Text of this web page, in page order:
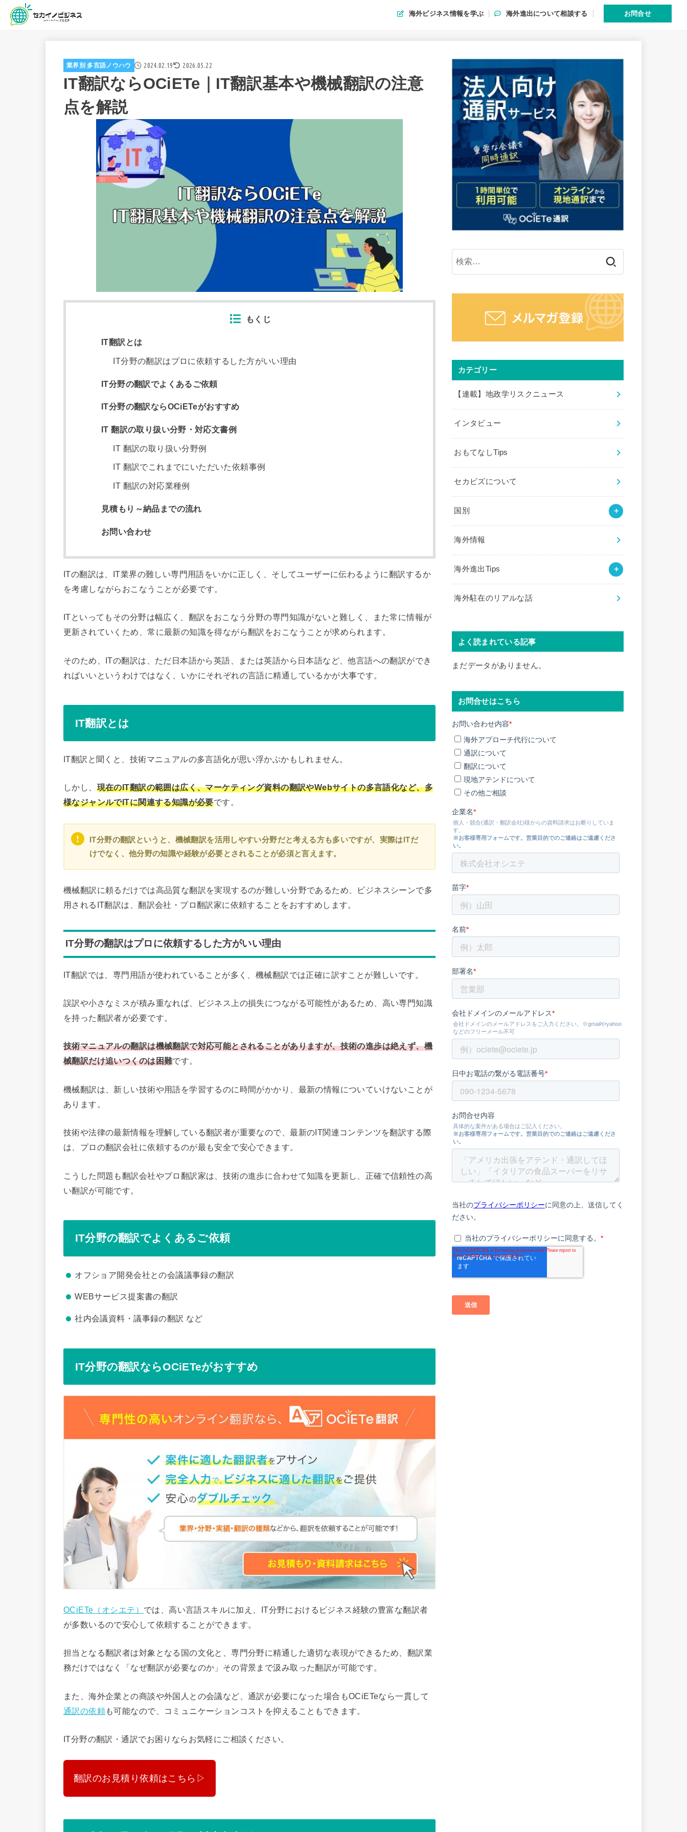
海外ビジネス情報を学ぶ 海外進出について相談する お問合せ
業界別 多言語ノウハウ 2024.02.19 2026.05.22
IT翻訳ならOCiETe｜IT翻訳基本や機械翻訳の注意
点を解説
もくじ
IT翻訳とは
IT分野の翻訳はプロに依頼するした方がいい理由
IT分野の翻訳でよくあるご依頼
IT分野の翻訳ならOCiETeがおすすめ
IT 翻訳の取り扱い分野・対応文書例
IT 翻訳の取り扱い分野例
IT 翻訳でこれまでにいただいた依頼事例
IT 翻訳の対応業種例
見積もり～納品までの流れ
お問い合わせ
ITの翻訳は、IT業界の難しい専門用語をいかに正しく、そしてユーザーに伝わるように翻訳するか
を考慮しながらおこなうことが必要です。
ITといってもその分野は幅広く、翻訳をおこなう分野の専門知識がないと難しく、また常に情報が
更新されていくため、常に最新の知識を得ながら翻訳をおこなうことが求められます。
そのため、ITの翻訳は、ただ日本語から英語、または英語から日本語など、他言語への翻訳ができ
ればいいというわけではなく、いかにそれぞれの言語に精通しているかが大事です。
IT翻訳とは
IT翻訳と聞くと、技術マニュアルの多言語化が思い浮かぶかもしれません。
しかし、 現在のIT翻訳の範囲は広く、マーケティング資料の翻訳やWebサイトの多言語化など、多
様なジャンルでITに関連する知識が必要です。
IT分野の翻訳というと、機械翻訳を活用しやすい分野だと考える方も多いですが、実際はITだ
けでなく、他分野の知識や経験が必要とされることが必須と言えます。
機械翻訳に頼るだけでは高品質な翻訳を実現するのが難しい分野であるため、ビジネスシーンで多
用されるIT翻訳は、翻訳会社・プロ翻訳家に依頼することをおすすめします。
IT分野の翻訳はプロに依頼するした方がいい理由
IT翻訳では、専門用語が使われていることが多く、機械翻訳では正確に訳すことが難しいです。
誤訳や小さなミスが積み重なれば、ビジネス上の損失につながる可能性があるため、高い専門知識
を持った翻訳者が必要です。
技術マニュアルの翻訳は機械翻訳で対応可能とされることがありますが、技術の進歩は絶えず、機
械翻訳だけ追いつくのは困難です。
機械翻訳は、新しい技術や用語を学習するのに時間がかかり、最新の情報についていけないことが
あります。
技術や法律の最新情報を理解している翻訳者が重要なので、最新のIT関連コンテンツを翻訳する際
は、プロの翻訳会社に依頼するのが最も安全で安心できます。
こうした問題も翻訳会社やプロ翻訳家は、技術の進歩に合わせて知識を更新し、正確で信頼性の高
い翻訳が可能です。
IT分野の翻訳でよくあるご依頼
オフショア開発会社との会議議事録の翻訳
WEBサービス提案書の翻訳
社内会議資料・議事録の翻訳 など
IT分野の翻訳ならOCiETeがおすすめ
OCiETe（オシエテ） では、高い言語スキルに加え、IT分野におけるビジネス経験の豊富な翻訳者
が多数いるので安心して依頼することができます。
担当となる翻訳者は対象となる国の文化と、専門分野に精通した適切な表現ができるため、翻訳業
務だけではなく「なぜ翻訳が必要なのか」その背景まで汲み取った翻訳が可能です。
また、海外企業との商談や外国人との会議など、通訳が必要になった場合もOCiETeなら一貫して
通訳の依頼も可能なので、コミュニケーションコストを抑えることもできます。
IT分野の翻訳・通訳でお困りならお気軽にご相談ください。
翻訳のお見積り依頼はこちら▷
カテゴリー
【連載】地政学リスクニュース
インタビュー
おもてなしTips
セカビズについて
国別
海外情報
海外進出Tips
海外駐在のリアルな話
よく読まれている記事
まだデータがありません。
お問合せはこちら